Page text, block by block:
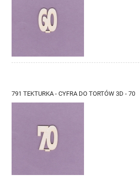
791 TEKTURKA - CYFRA DO TORTÓW 3D - 70